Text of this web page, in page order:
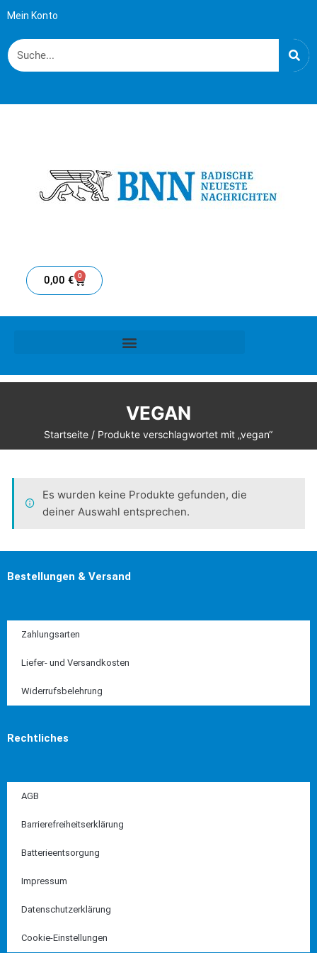
Mein Konto
0,00 € 0
VEGAN
Startseite / Produkte verschlagwortet mit „vegan“
Es wurden keine Produkte gefunden, die
deiner Auswahl entsprechen.
Bestellungen & Versand
Zahlungsarten
Liefer- und Versandkosten
Widerrufsbelehrung
Rechtliches
AGB
Barrierefreiheitserklärung
Batterieentsorgung
Impressum
Datenschutzerklärung
Cookie-Einstellungen